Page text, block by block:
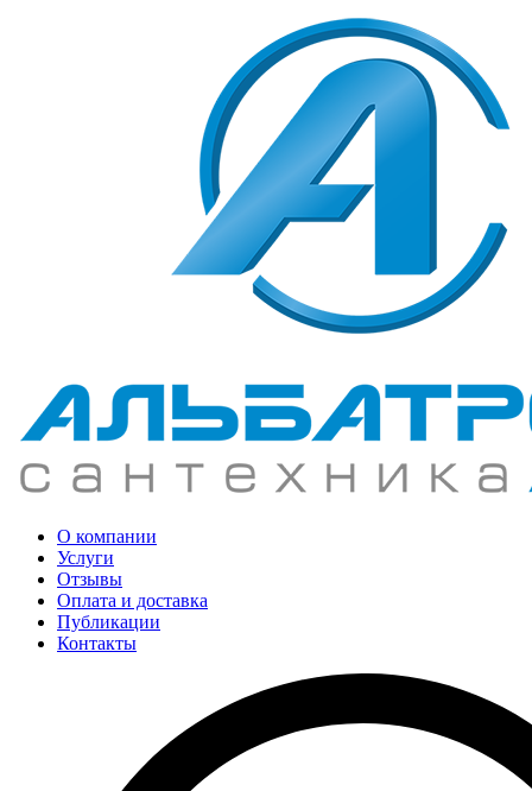
О компании
Услуги
Отзывы
Оплата и доставка
Публикации
Контакты